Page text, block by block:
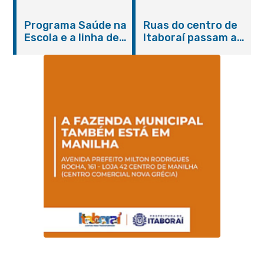
serviços gratuitos e
orientações
Programa Saúde na
Escola e a linha de
Magalhães Seabra
Ruas do centro de
Itaboraí passam a